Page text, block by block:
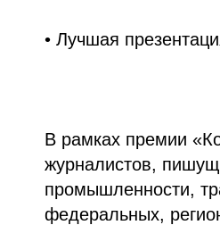
• Лучшая
В рамках премии
журналистов,
промышленности,
федеральных,